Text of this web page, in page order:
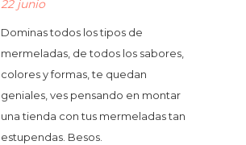
22 junio
Dominas todos los tipos de
mermeladas, de todos los sabores,
colores y formas, te quedan
geniales, ves pensando en montar
una tienda con tus mermeladas tan
estupendas. Besos.